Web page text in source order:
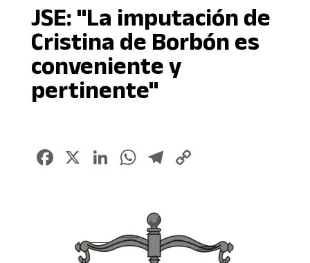
JSE: "La imputación de
Cristina de Borbón es
conveniente y
pertinente"
Facebook
X LinkedIn
WhatsApp
Telegram